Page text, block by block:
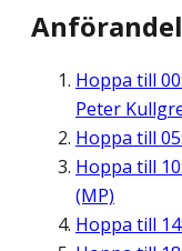
Hoppa till
Peter
Hoppa till
Hoppa till
(MP)
Hoppa till